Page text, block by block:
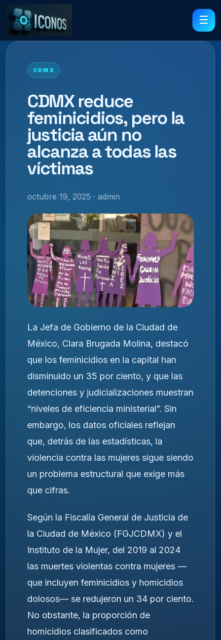
☰
CDMX
CDMX reduce
feminicidios, pero la
justicia aún no
alcanza a todas las
víctimas
octubre 19, 2025 · admin
La Jefa de Gobierno de la Ciudad de
México, Clara Brugada Molina, destacó
que los feminicidios en la capital han
disminuido un 35 por ciento, y que las
detenciones y judicializaciones muestran
“niveles de eficiencia ministerial”. Sin
embargo, los datos oficiales reflejan
que, detrás de las estadísticas, la
violencia contra las mujeres sigue siendo
un problema estructural que exige más
que cifras.
Según la Fiscalía General de Justicia de
la Ciudad de México (FGJCDMX) y el
Instituto de la Mujer, del 2019 al 2024
las muertes violentas contra mujeres —
que incluyen feminicidios y homicidios
dolosos— se redujeron un 34 por ciento.
No obstante, la proporción de
homicidios clasificados como